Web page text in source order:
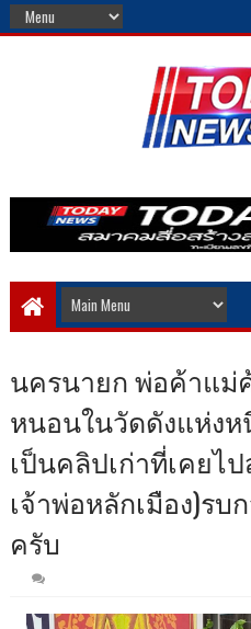
นครนายก พ่อค้าแม่
หนอนในวัดดังแห่ง
เป็นคลิปเก่าที่เคยไ
เจ้าพ่อหลักเมือง)ร
ครับ